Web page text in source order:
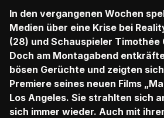
In den vergangenen Wochen
Medien über eine Krise bei
(28) und Schauspieler Timothée
Doch am Montagabend
bösen Gerüchte und zeigten
Premiere seines neuen Films
Los Angeles. Sie strahlten sich
sich immer wieder. Auch mit